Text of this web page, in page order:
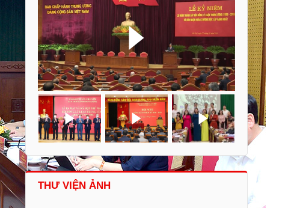
THƯ VIỆN ẢNH